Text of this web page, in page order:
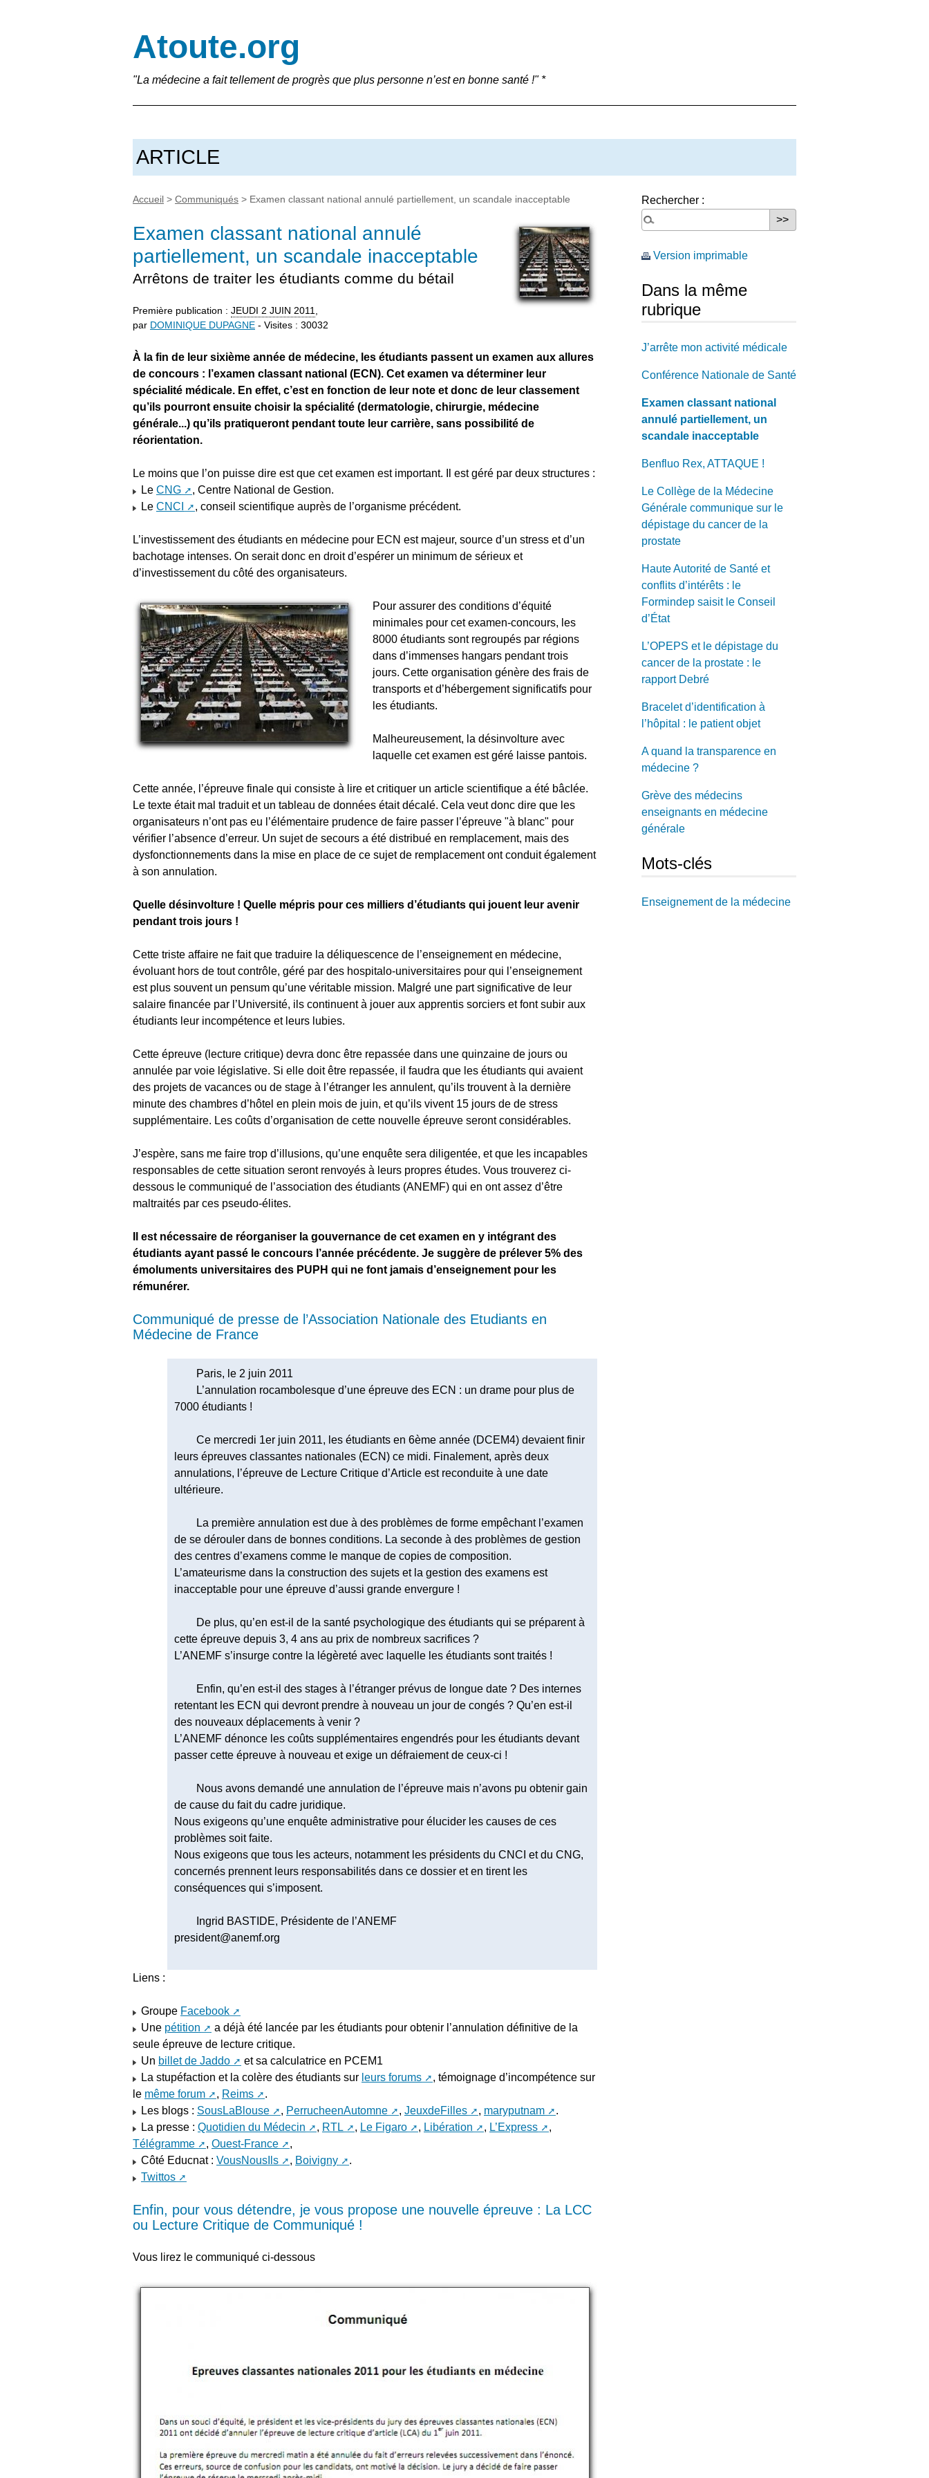
Atoute.org
"La médecine a fait tellement de progrès que plus personne n’est en bonne santé !" *
ARTICLE
Accueil > Communiqués > Examen classant national annulé partiellement, un scandale inacceptable
Examen classant national annulé
partiellement, un scandale inacceptable
Arrêtons de traiter les étudiants comme du bétail
Première publication : JEUDI 2 JUIN 2011
par DOMINIQUE DUPAGNE - Visites : 30032
À la fin de leur sixième année de médecine, les étudiants passent un examen aux allures
de concours : l’examen classant national (ECN). Cet examen va déterminer leur
spécialité médicale. En effet, c’est en fonction de leur note et donc de leur classement
qu’ils pourront ensuite choisir la spécialité (dermatologie, chirurgie, médecine
générale...) qu’ils pratiqueront pendant toute leur carrière, sans possibilité de
réorientation.
Le moins que l’on puisse dire est que cet examen est important. Il est géré par deux structures :
Le CNG
, Centre National de Gestion.
Le CNCI , conseil scientifique auprès de l’organisme précédent.
L’investissement des étudiants en médecine pour ECN est majeur, source d’un stress et d’un
bachotage intenses. On serait donc en droit d’espérer un minimum de sérieux et
d’investissement du côté des organisateurs.
Pour assurer des conditions d’équité
minimales pour cet examen-concours, les
8000 étudiants sont regroupés par régions
dans d’immenses hangars pendant trois
jours. Cette organisation génère des frais de
transports et d’hébergement significatifs pour
les étudiants.
Malheureusement, la désinvolture avec
laquelle cet examen est géré laisse pantois.
Cette année, l’épreuve finale qui consiste à lire et critiquer un article scientifique a été bâclée.
Le texte était mal traduit et un tableau de données était décalé. Cela veut donc dire que les
organisateurs n’ont pas eu l’élémentaire prudence de faire passer l’épreuve "à blanc" pour
vérifier l’absence d’erreur. Un sujet de secours a été distribué en remplacement, mais des
dysfonctionnements dans la mise en place de ce sujet de remplacement ont conduit également
à son annulation.
Quelle désinvolture ! Quelle mépris pour ces milliers d’étudiants qui jouent leur avenir
pendant trois jours !
Cette triste affaire ne fait que traduire la déliquescence de l’enseignement en médecine,
évoluant hors de tout contrôle, géré par des hospitalo-universitaires pour qui l’enseignement
est plus souvent un pensum qu’une véritable mission. Malgré une part significative de leur
salaire financée par l’Université, ils continuent à jouer aux apprentis sorciers et font subir aux
étudiants leur incompétence et leurs lubies.
Cette épreuve (lecture critique) devra donc être repassée dans une quinzaine de jours ou
annulée par voie législative. Si elle doit être repassée, il faudra que les étudiants qui avaient
des projets de vacances ou de stage à l’étranger les annulent, qu’ils trouvent à la dernière
minute des chambres d’hôtel en plein mois de juin, et qu’ils vivent 15 jours de de stress
supplémentaire. Les coûts d’organisation de cette nouvelle épreuve seront considérables.
J’espère, sans me faire trop d’illusions, qu’une enquête sera diligentée, et que les incapables
responsables de cette situation seront renvoyés à leurs propres études. Vous trouverez ci-
dessous le communiqué de l’association des étudiants (ANEMF) qui en ont assez d’être
maltraités par ces pseudo-élites.
Il est nécessaire de réorganiser la gouvernance de cet examen en y intégrant des
étudiants ayant passé le concours l’année précédente. Je suggère de prélever 5% des
émoluments universitaires des PUPH qui ne font jamais d’enseignement pour les
rémunérer.
Communiqué de presse de l’Association Nationale des Etudiants en
Médecine de France
Paris, le 2 juin 2011
L’annulation rocambolesque d’une épreuve des ECN : un drame pour plus de
7000 étudiants !
Ce mercredi 1er juin 2011, les étudiants en 6ème année (DCEM4) devaient finir
leurs épreuves classantes nationales (ECN) ce midi. Finalement, après deux
annulations, l’épreuve de Lecture Critique d’Article est reconduite à une date
ultérieure.
La première annulation est due à des problèmes de forme empêchant l’examen
de se dérouler dans de bonnes conditions. La seconde à des problèmes de gestion
des centres d’examens comme le manque de copies de composition.
L’amateurisme dans la construction des sujets et la gestion des examens est
inacceptable pour une épreuve d’aussi grande envergure !
De plus, qu’en est-il de la santé psychologique des étudiants qui se préparent à
cette épreuve depuis 3, 4 ans au prix de nombreux sacrifices ?
L’ANEMF s’insurge contre la légèreté avec laquelle les étudiants sont traités !
Enfin, qu’en est-il des stages à l’étranger prévus de longue date ? Des internes
retentant les ECN qui devront prendre à nouveau un jour de congés ? Qu’en est-il
des nouveaux déplacements à venir ?
L’ANEMF dénonce les coûts supplémentaires engendrés pour les étudiants devant
passer cette épreuve à nouveau et exige un défraiement de ceux-ci !
Nous avons demandé une annulation de l’épreuve mais n’avons pu obtenir gain
de cause du fait du cadre juridique.
Nous exigeons qu’une enquête administrative pour élucider les causes de ces
problèmes soit faite.
Nous exigeons que tous les acteurs, notamment les présidents du CNCI et du CNG,
concernés prennent leurs responsabilités dans ce dossier et en tirent les
conséquences qui s’imposent.
Ingrid BASTIDE, Présidente de l’ANEMF
president@anemf.org
Liens :
Groupe Facebook
Une pétition
a déjà été lancée par les étudiants pour obtenir l’annulation définitive de la
seule épreuve de lecture critique.
Un billet de Jaddo
et sa calculatrice en PCEM1
La stupéfaction et la colère des étudiants sur leurs forums
, témoignage d’incompétence sur
le même forum , Reims
.
Les blogs : SousLaBlouse , PerrucheenAutomne , JeuxdeFilles , maryputnam
.
La presse : Quotidien du Médecin , RTL , Le Figaro , Libération , L’Express
,
Télégramme
, Ouest-France
,
Côté Educnat : VousNousIls , Boivigny
.
Twittos
Enfin, pour vous détendre, je vous propose une nouvelle épreuve : La LCC
ou Lecture Critique de Communiqué !
Vous lirez le communiqué ci-dessous
Rechercher :
Version imprimable
Dans la même
rubrique
J’arrête mon activité médicale
Conférence Nationale de Santé
Examen classant national
annulé partiellement, un
scandale inacceptable
Benfluo Rex, ATTAQUE !
Le Collège de la Médecine
Générale communique sur le
dépistage du cancer de la
prostate
Haute Autorité de Santé et
conflits d’intérêts : le
Formindep saisit le Conseil
d’État
L’OPEPS et le dépistage du
cancer de la prostate : le
rapport Debré
Bracelet d’identification à
l’hôpital : le patient objet
A quand la transparence en
médecine ?
Grève des médecins
enseignants en médecine
générale
Mots-clés
Enseignement de la médecine